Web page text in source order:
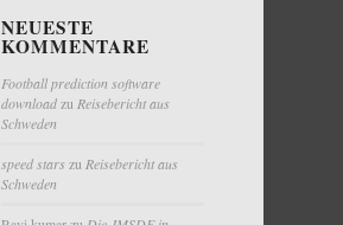
NEUESTE
KOMMENTARE
Football prediction software
downloadzu Reisebericht aus
Schweden
speed stars zu Reisebericht aus
Schweden